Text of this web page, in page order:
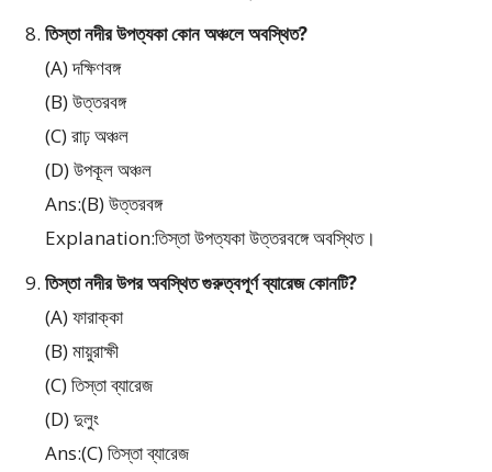
তিস্তা নদীর উপত্যকা কোন অঞ্চলে অবস্থিত?
(A) দক্ষিণবঙ্গ
(B) উত্তরবঙ্গ
(C) রাঢ় অঞ্চল
(D) উপকূল অঞ্চল
Ans:(B) উত্তরবঙ্গ
Explanation:তিস্তা উপত্যকা উত্তরবঙ্গে অবস্থিত।
তিস্তা নদীর উপর অবস্থিত গুরুত্বপূর্ণ ব্যারেজ কোনটি?
(A) ফারাক্কা
(B) মায়ুরাক্ষী
(C) তিস্তা ব্যারেজ
(D) দুলুং
Ans:(C) তিস্তা ব্যারেজ